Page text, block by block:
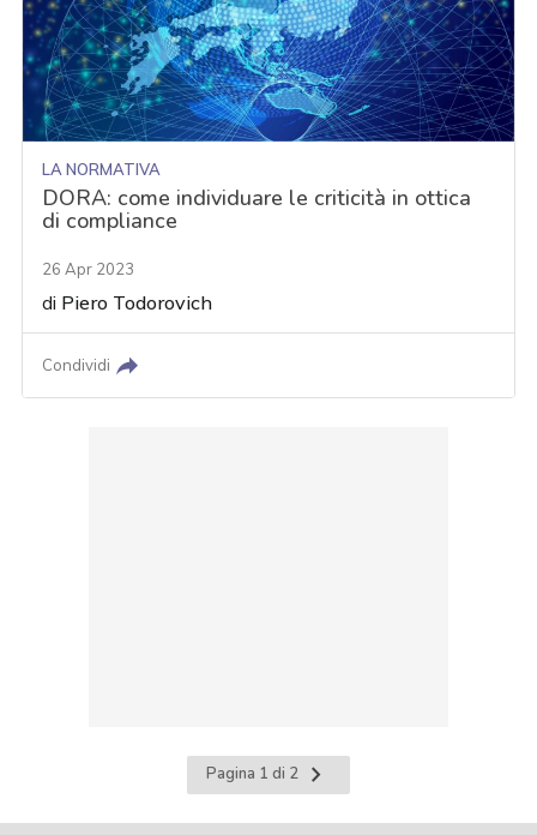
LA NORMATIVA
DORA: come individuare le criticità in ottica
di compliance
26 Apr 2023
di Piero Todorovich
Condividi
Pagina 1 di 2
Pagina
successiva